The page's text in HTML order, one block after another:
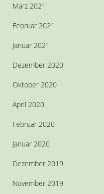
März 2021
Februar 2021
Januar 2021
Dezember 2020
Oktober 2020
April 2020
Februar 2020
Januar 2020
Dezember 2019
November 2019